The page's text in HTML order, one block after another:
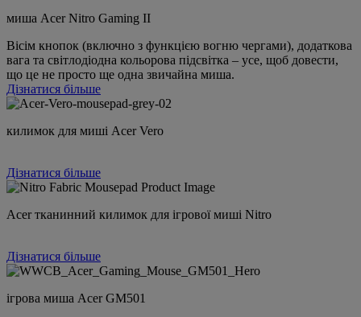
миша Acer Nitro Gaming II
Вісім кнопок (включно з функцією вогню чергами), додаткова
вага та світлодіодна кольорова підсвітка – усе, щоб довести,
що це не просто ще одна звичайна миша.
Дізнатися більше
килимок для миші Acer Vero
Дізнатися більше
Acer тканинний килимок для ігрової миші Nitro
Дізнатися більше
ігрова миша Acer GM501